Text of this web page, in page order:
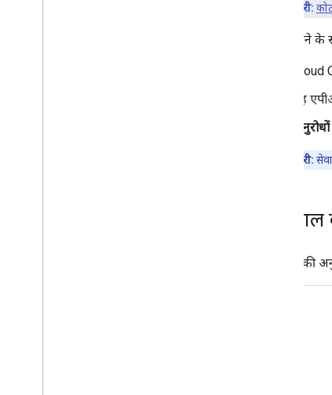
अहम जानकारी:
कोटा बढ़ाने
वह
अहम जानकारी:
इस्तेमाल की